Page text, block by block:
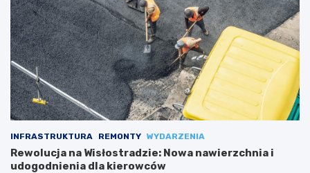
INFRASTRUKTURA REMONTY WYDARZENIA
Rewolucja na Wisłostradzie: Nowa nawierzchnia i
udogodnienia dla kierowców